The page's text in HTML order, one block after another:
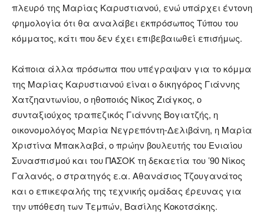
πλευρό της Μαρίας Καρυστιανού, ενώ υπάρχει έντονη
φημολογία ότι θα αναλάβει εκπρόσωπος Τύπου του
κόμματος, κάτι που δεν έχει επιβεβαιωθεί επισήμως.
Κάποια άλλα πρόσωπα που υπέγραψαν για το κόμμα
της Μαρίας Καρυστιανού είναι ο δικηγόρος Γιάννης
Χατζηαντωνίου, ο ηθοποιός Νίκος Ζιάγκος, ο
συνταξιούχος τραπεζικός Γιάννης Βογιατζής, η
οικονομολόγος Μαρία Νεγρεπόντη-Δελιβάνη, η Μαρία
Χριστίνα Μπακλαβά, ο πρώην βουλευτής του Ενιαίου
Συνασπισμού και του ΠΑΣΟΚ τη δεκαετία του ’90 Νίκος
Γαλανός, ο στρατηγός ε.α. Αθανάσιος Τζουγανάτος
και ο επικεφαλής της τεχνικής ομάδας έρευνας για
την υπόθεση των Τεμπών, Βασίλης Κοκοτσάκης.